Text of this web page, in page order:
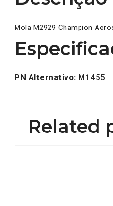
Mola M2929 Champion
PN Alternativo: M1455
Related